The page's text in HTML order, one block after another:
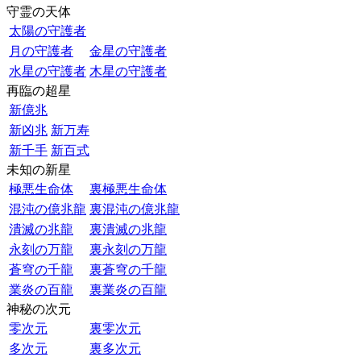
守霊の天体
太陽の守護者
月の守護者
金星の守護者
水星の守護者 木星の守護者
再臨の超星
新億兆
新凶兆 新万寿
新千手 新百式
未知の新星
極悪生命体
裏極悪生命体
混沌の億兆龍 裏混沌の億兆龍
潰滅の兆龍
裏潰滅の兆龍
永刻の万龍
裏永刻の万龍
蒼穹の千龍
裏蒼穹の千龍
業炎の百龍
裏業炎の百龍
神秘の次元
零次元
裏零次元
多次元
裏多次元